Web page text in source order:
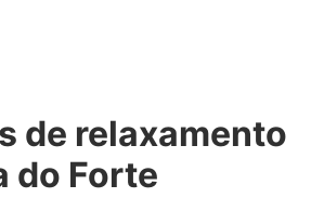
de relaxamento
do Forte